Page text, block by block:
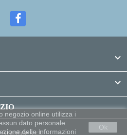


negozio online utilizza i
dato personale
delle informazioni
Ok
s.r.l.